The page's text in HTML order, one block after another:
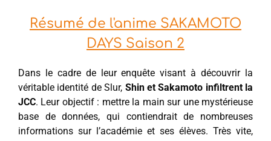
Résumé de l'anime SAKAMOTO
DAYS Saison 2
Dans le cadre de leur enquête visant à découvrir la
véritable identité de Slur, Shin et Sakamoto infiltrent la
JCC. Leur objectif : mettre la main sur une mystérieuse
base de données, qui contiendrait de nombreuses
informations sur l’académie et ses élèves. Très vite,